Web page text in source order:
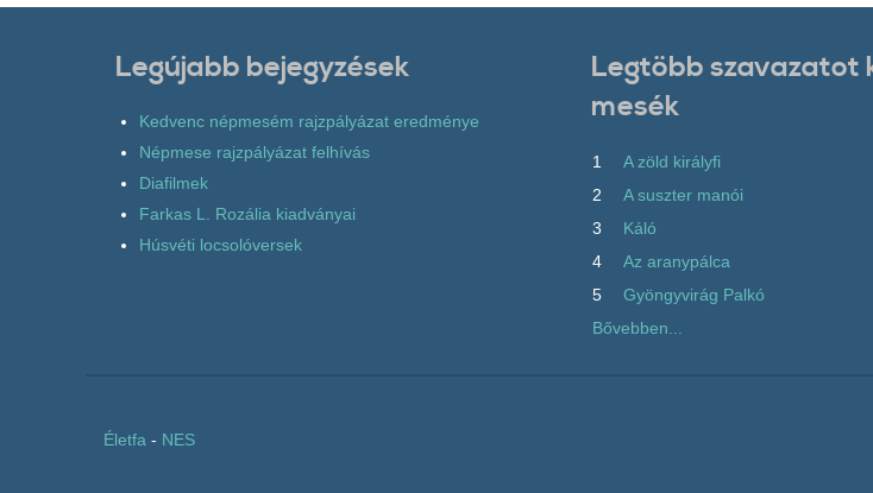
Legújabb bejegyzések
Kedvenc népmesém rajzpályázat eredménye
Népmese rajzpályázat felhívás
Diafilmek
Farkas L. Rozália kiadványai
Húsvéti locsolóversek
Legtöbb szavazatot
mesék
1
A zöld királyfi
2
A suszter manói
3
Káló
4
Az aranypálca
5
Gyöngyvirág Palkó
Bővebben...
Életfa - NES